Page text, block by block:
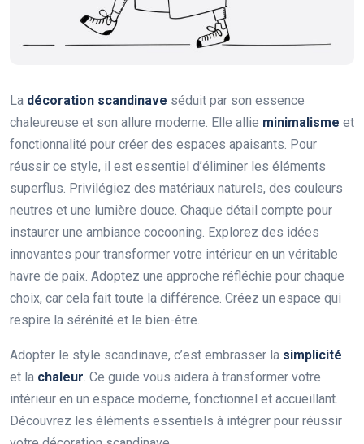
La décoration scandinave séduit par son essence
chaleureuse et son allure moderne. Elle allie minimalisme et
fonctionnalité pour créer des espaces apaisants. Pour
réussir ce style, il est essentiel d’éliminer les éléments
superflus. Privilégiez des matériaux naturels, des couleurs
neutres et une lumière douce. Chaque détail compte pour
instaurer une ambiance cocooning. Explorez des idées
innovantes pour transformer votre intérieur en un véritable
havre de paix. Adoptez une approche réfléchie pour chaque
choix, car cela fait toute la différence. Créez un espace qui
respire la sérénité et le bien-être.
Adopter le style scandinave, c’est embrasser la simplicité
et la chaleur . Ce guide vous aidera à transformer votre
intérieur en un espace moderne, fonctionnel et accueillant.
Découvrez les éléments essentiels à intégrer pour réussir